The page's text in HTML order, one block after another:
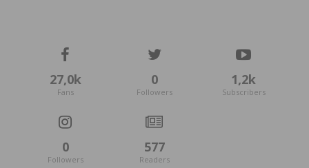
27,0k
Fans
0
Followers
1,2k
Subscribers
0
Followers
577
Readers